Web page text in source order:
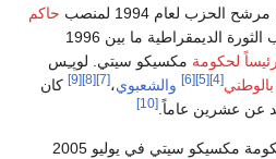
الحزب لعام 1994 لمنصب
حاكم
. كان زعيماً وطنياً لحزب الثورة الديمقراطية ما بين 1996
رئيساً لحكومة مكسيكو سيتي. لوپـِس
بالوطني[4]
[5]
[6] والشعبوي،[7]
[8]
[9]
كان
عن عشرين عاماً.[10]
استقال لوپـِس أوبرادور من حكومة مكسيكو سيتي في يوليو 2005